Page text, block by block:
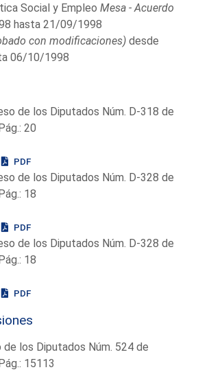
Social y EmpleoMesa - Acuerdo
hasta 21/09/1998
con modificaciones) desde
06/10/1998
de los Diputados Núm. D-318 de
20
PDF
de los Diputados Núm. D-328 de
18
PDF
de los Diputados Núm. D-328 de
18
PDF
de los Diputados Núm. 524 de
15113